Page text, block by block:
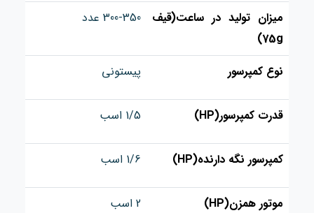
میزان تولید در ساعت(قیف
75g)
300-350 عدد
نوع کمپرسور پیستونی
قدرت کمپرسور(HP) 1/5 اسب
کمپرسور نگه دارنده(HP) 1/6 اسب
موتور همزن(HP) 2 اسب